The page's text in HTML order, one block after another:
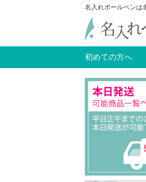
名入れボールペンは
初めての方へ